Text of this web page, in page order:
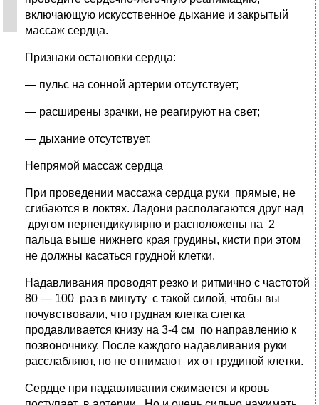
включающую искусственное дыхание и закрытый
массаж сердца.
Признаки остановки сердца:
— пульс на сонной артерии отсутствует;
— расширены зрачки, не реагируют на свет;
— дыхание отсутствует.
Непрямой массаж сердца
При проведении массажа сердца руки прямые, не
сгибаются в локтях. Ладони располагаются друг над
другом перпендикулярно и расположены на 2
пальца выше нижнего края грудины, кисти при этом
не должны касаться грудной клетки.
Надавливания проводят резко и ритмично с частотой
80 — 100 раз в минуту с такой силой, чтобы вы
почувствовали, что грудная клетка слегка
продавливается книзу на 3-4 см по направлению к
позвоночнику. После каждого надавливания руки
расслабляют, но не отнимают их от грудиной клетки.
Сердце при надавливании сжимается и кровь